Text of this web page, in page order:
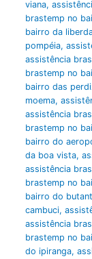
viana,
brastemp no
bairro da
pompéia,
assistência
brastemp no
bairro das
moema,
assistência
brastemp no
bairro do
da boa vista,
assistência
brastemp no
bairro do
cambuci,
assistência
brastemp no
do ipiranga,